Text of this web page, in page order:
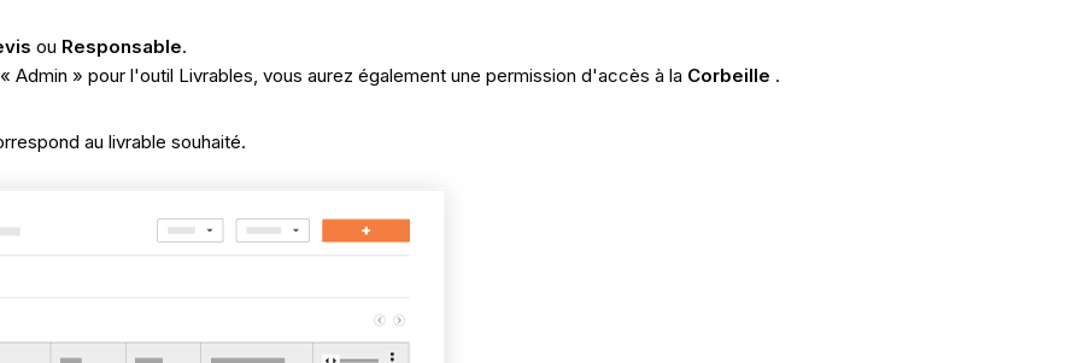
ou Responsable.
» pour l'outil Livrables, vous aurez également une permission d'accès à la Corbeille .
au livrable souhaité.